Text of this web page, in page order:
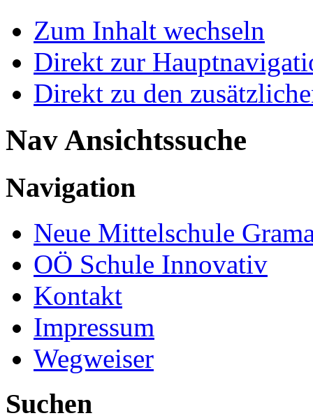
Zum Inhalt wechseln
Direkt zur
Direkt zu den
Nav Ansichtssuche
Navigation
Neue Mittelschule
OÖ Schule Innovativ
Kontakt
Impressum
Wegweiser
Suchen